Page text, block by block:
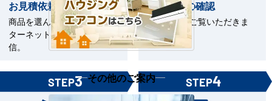
お見積依頼
商品を選んで見積依頼をイン
ターネットまたはFAXで送
信。
お見積書の確認
お見積書をご覧いただきま
す。
STEP3 STEP4
その他のご案内